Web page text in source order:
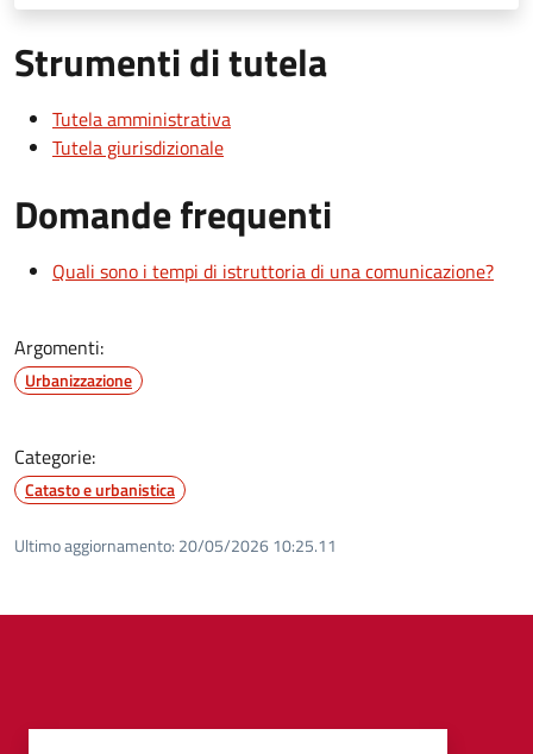
Strumenti di tutela
Tutela amministrativa
Tutela giurisdizionale
Domande frequenti
Quali sono i tempi di istruttoria di una comunicazione?
Argomenti:
Urbanizzazione
Categorie:
Catasto e urbanistica
Ultimo aggiornamento: 20/05/2026 10:25.11